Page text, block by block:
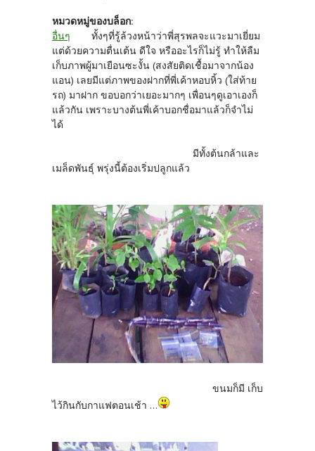
หมวดหมู่ของบล็อก:
อื่นๆ
ทั้งๆที่รู้ล้วงหน้าว่าพี่สุรพลจะแวะมาเยี่ยม
แต่ด้วยความตื่นเต้น ดีใจ หรืออะไรก็ไม่รู้ ทำให้ลืม
เก็บภาพผู้มาเยือนซะงั้น (สงสัยติดเชื้อมาจากน้อง
แอน) เลยมีแต่ภาพของฝากที่พี่เค้าหอบหิ้ว (ใส่ท้าย
รถ) มาฝาก ขอบอกว่าเยอะมากๆ เพื่อนๆดูเอาเองก็
แล้วกัน เพราะบางต้นพี่เค้าบอกชื่อมาแล้วก็จำไม่
ได้
มีทั้งต้นกล้าและ
เมล็ดพันธุ์ พรุ่งนี้ต้องเริ่มปลูกแล้ว
ขนมก็มี เก็บ
ไว้กินกับกาแฟตอนเช้า ...